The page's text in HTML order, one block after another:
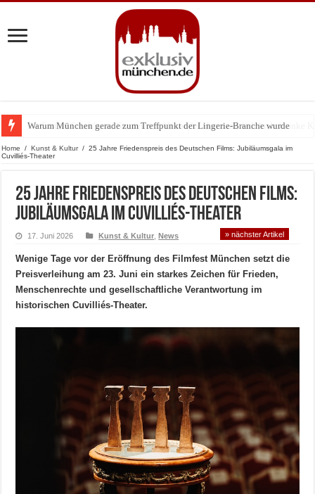
Warum München gerade zum Treffpunkt der Lingerie-Branche wurde
Home / Kunst & Kultur / 25 Jahre Friedenspreis des Deutschen Films: Jubiläumsgala im
Cuvilliés-Theater
25 Jahre Friedenspreis des Deutschen Films:
Jubiläumsgala im Cuvilliés-Theater
17. Juni 2026 Kunst & Kultur ,News » nächster Artikel
Wenige Tage vor der Eröffnung des Filmfest München setzt die
Preisverleihung am 23. Juni ein starkes Zeichen für Frieden,
Menschenrechte und gesellschaftliche Verantwortung im
historischen Cuvilliés-Theater.